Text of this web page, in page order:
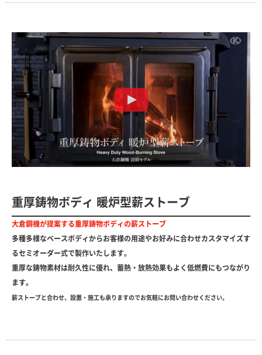
重厚鋳物ボディ 暖炉型薪ストーブ
大倉鋼機が提案する重厚鋳物ボディの薪ストーブ
多種多様なベースボディからお客様の用途やお好みに合わせカスタマイズす
るセミオーダー式で製作いたします。
重厚な鋳物素材は耐久性に優れ、蓄熱・放熱効果もよく低燃費にもつながり
ます。
薪ストーブと合わせ、設置・施工も承りますのでお気軽にお問い合わせください。